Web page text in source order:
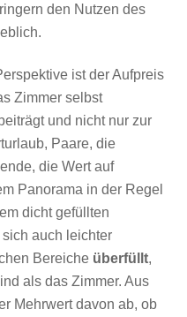
den Nutzen des
ist der Aufpreis
Zimmer selbst
beiträgt und nicht nur zur
Paare, die
die Wert auf
Panorama in der Regel
dicht gefüllten
auch leichter
Bereiche überfüllt,
als das Zimmer. Aus
Mehrwert davon ab, ob